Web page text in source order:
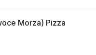
Morza) Pizza